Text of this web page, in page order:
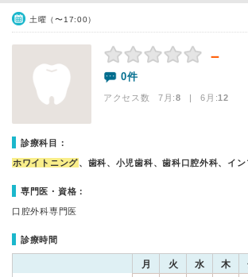
土曜（〜17:00）
－
0件
アクセス数 7月:8 | 6月:12
診療科目：
ホワイトニング、歯科、小児歯科、歯科口腔外科、イン
専門医・資格：
口腔外科専門医
診療時間
月 火 水 木